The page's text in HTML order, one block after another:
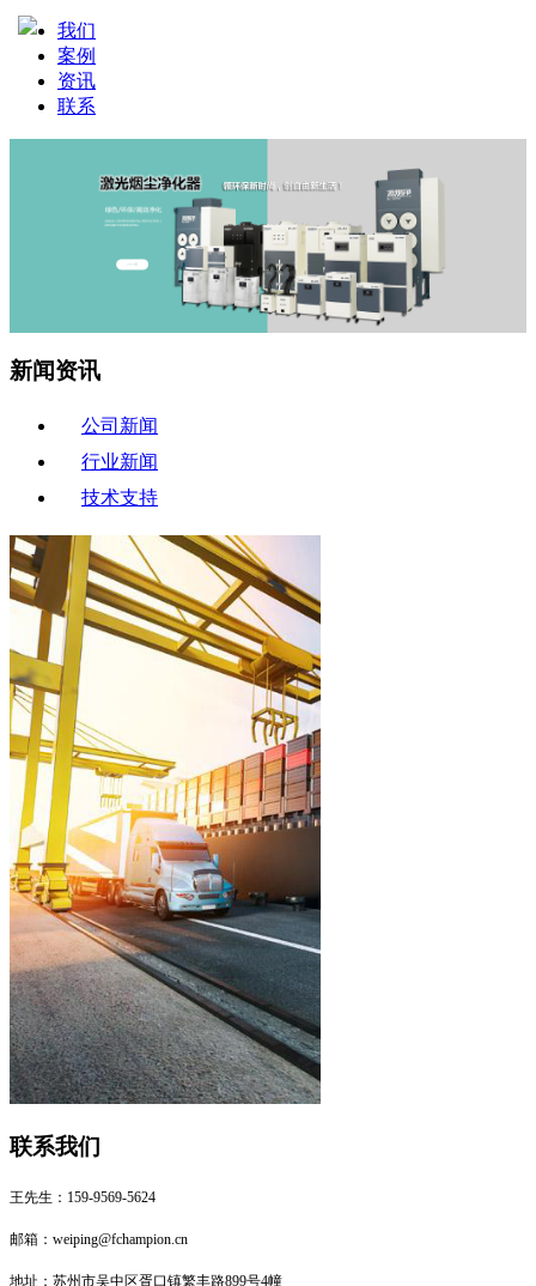
我们
案例
资讯
联系
新闻资讯
公司新闻
行业新闻
技术支持
联系我们
王先生：159-9569-5624
邮箱：weiping@fchampion.cn
地址：苏州市吴中区胥口镇繁丰路899号4幢